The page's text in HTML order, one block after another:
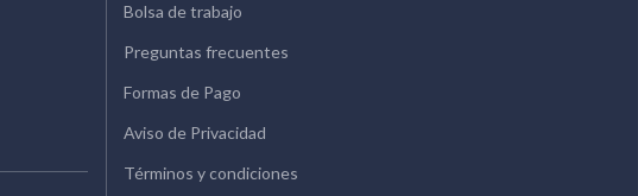
Bolsa de trabajo
Preguntas frecuentes
Formas de Pago
Aviso de Privacidad
Términos y condiciones